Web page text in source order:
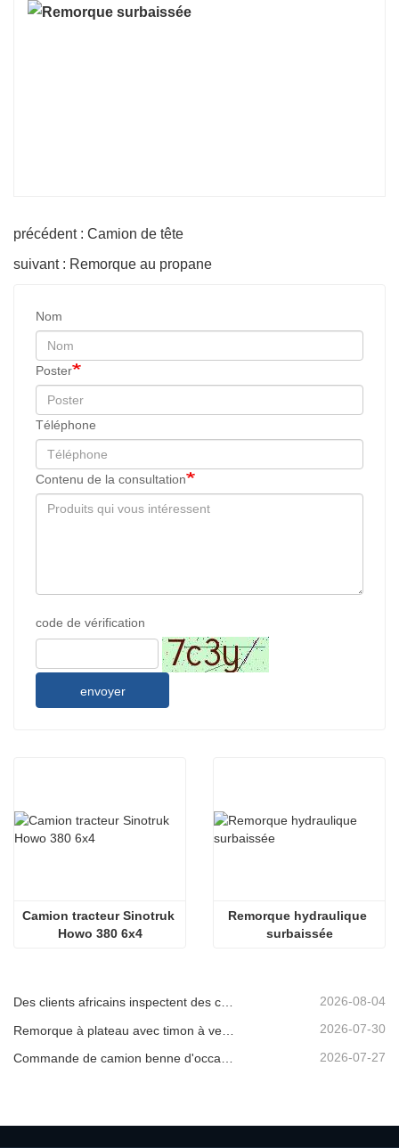
précédent : Camion de tête
suivant : Remorque au propane
Nom
Poster
Téléphone
Contenu de la consultation
code de vérification
envoyer
Camion tracteur Sinotruk
Howo 380 6x4
Remorque hydraulique
surbaissée
Des clients africains inspectent des camions bennes d'occasion 2026-08-04
2026-07-30
2026-07-27